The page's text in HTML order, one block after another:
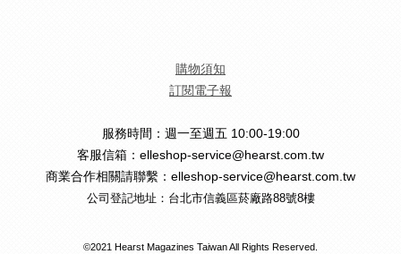
購物須知
訂閱電子報
服務時間：週一至週五 10:00-19:00
客服信箱：elleshop-service@hearst.com.tw
商業合作相關請聯繫：elleshop-service@hearst.com.tw
公司登記地址：台北市信義區菸廠路88號8樓
©2021 Hearst Magazines Taiwan All Rights Reserved.